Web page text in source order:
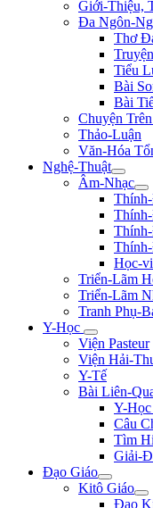
Giới-Thiệu,
Đa Ngôn-
Thơ
Tiểu
Bài
Bài
Chuyện
Thảo-Luận
Văn-Hóa
Nghệ-Thuật
Âm-Nhạc
Học-
Triển-Lãm
Triển-Lãm
Tranh Phụ-
Y-Học
Viện Pasteur
Viện Hải-
Y-Tế
Bài Liên-
Y-
Câu
Tìm
Giải-
Đạo Giáo
Kitô Giáo
Đạo